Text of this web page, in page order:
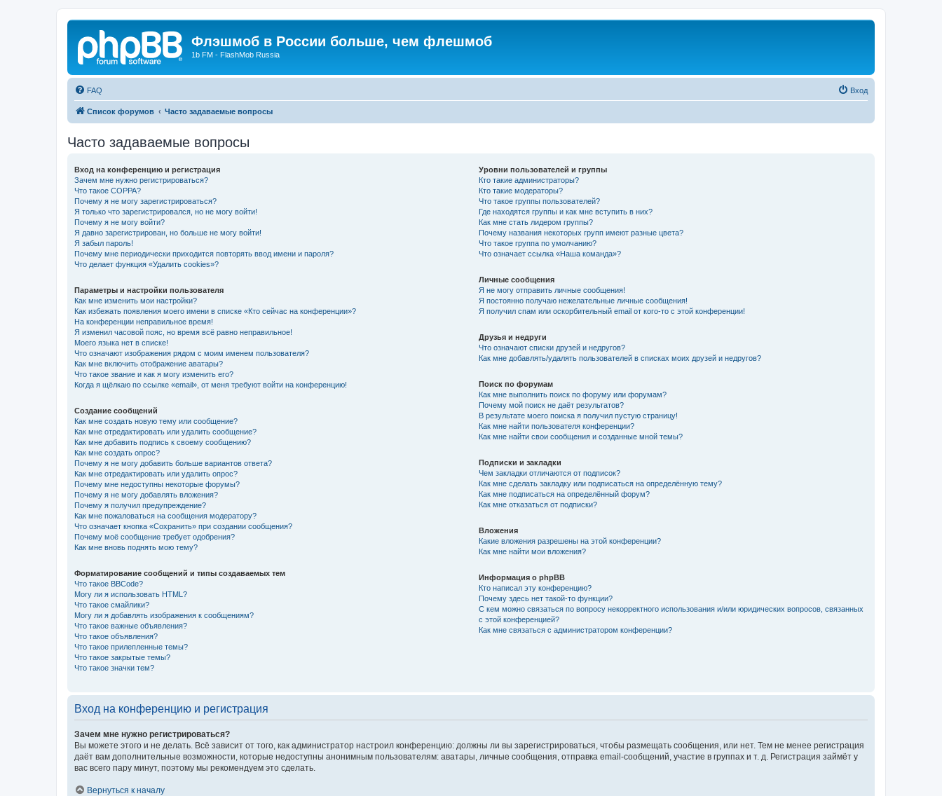
Флэшмоб в России больше, чем флешмоб
1b FM - FlashMob Russia
FAQ Вход
Список форумов Часто задаваемые вопросы
Часто задаваемые вопросы
Вход на конференцию и регистрация
Зачем мне нужно регистрироваться?
Что такое COPPA?
Почему я не могу зарегистрироваться?
Я только что зарегистрировался, но не могу войти!
Почему я не могу войти?
Я давно зарегистрирован, но больше не могу войти!
Я забыл пароль!
Почему мне периодически приходится повторять ввод имени и пароля?
Что делает функция «Удалить cookies»?
Параметры и настройки пользователя
Как мне изменить мои настройки?
Как избежать появления моего имени в списке «Кто сейчас на конференции»?
На конференции неправильное время!
Я изменил часовой пояс, но время всё равно неправильное!
Моего языка нет в списке!
Что означают изображения рядом с моим именем пользователя?
Как мне включить отображение аватары?
Что такое звание и как я могу изменить его?
Когда я щёлкаю по ссылке «email», от меня требуют войти на конференцию!
Создание сообщений
Как мне создать новую тему или сообщение?
Как мне отредактировать или удалить сообщение?
Как мне добавить подпись к своему сообщению?
Как мне создать опрос?
Почему я не могу добавить больше вариантов ответа?
Как мне отредактировать или удалить опрос?
Почему мне недоступны некоторые форумы?
Почему я не могу добавлять вложения?
Почему я получил предупреждение?
Как мне пожаловаться на сообщения модератору?
Что означает кнопка «Сохранить» при создании сообщения?
Почему моё сообщение требует одобрения?
Как мне вновь поднять мою тему?
Форматирование сообщений и типы создаваемых тем
Что такое BBCode?
Могу ли я использовать HTML?
Что такое смайлики?
Могу ли я добавлять изображения к сообщениям?
Что такое важные объявления?
Что такое объявления?
Что такое прилепленные темы?
Что такое закрытые темы?
Что такое значки тем?
Уровни пользователей и группы
Кто такие администраторы?
Кто такие модераторы?
Что такое группы пользователей?
Где находятся группы и как мне вступить в них?
Как мне стать лидером группы?
Почему названия некоторых групп имеют разные цвета?
Что такое группа по умолчанию?
Что означает ссылка «Наша команда»?
Личные сообщения
Я не могу отправить личные сообщения!
Я постоянно получаю нежелательные личные сообщения!
Я получил спам или оскорбительный email от кого-то с этой конференции!
Друзья и недруги
Что означают списки друзей и недругов?
Как мне добавлять/удалять пользователей в списках моих друзей и недругов?
Поиск по форумам
Как мне выполнить поиск по форуму или форумам?
Почему мой поиск не даёт результатов?
В результате моего поиска я получил пустую страницу!
Как мне найти пользователя конференции?
Как мне найти свои сообщения и созданные мной темы?
Подписки и закладки
Чем закладки отличаются от подписок?
Как мне сделать закладку или подписаться на определённую тему?
Как мне подписаться на определённый форум?
Как мне отказаться от подписки?
Вложения
Какие вложения разрешены на этой конференции?
Как мне найти мои вложения?
Информация о phpBB
Кто написал эту конференцию?
Почему здесь нет такой-то функции?
С кем можно связаться по вопросу некорректного использования и/или юридических вопросов, связанных
с этой конференцией?
Как мне связаться с администратором конференции?
Вход на конференцию и регистрация
Зачем мне нужно регистрироваться?
Вы можете этого и не делать. Всё зависит от того, как администратор настроил конференцию: должны ли вы зарегистрироваться, чтобы размещать сообщения, или нет. Тем не менее регистрация
даёт вам дополнительные возможности, которые недоступны анонимным пользователям: аватары, личные сообщения, отправка email-сообщений, участие в группах и т. д. Регистрация займёт у
вас всего пару минут, поэтому мы рекомендуем это сделать.
Вернуться к началу